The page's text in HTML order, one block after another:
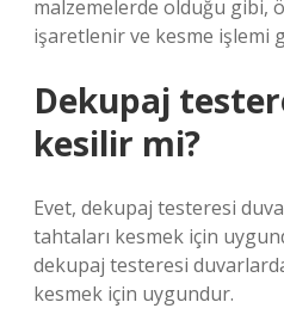
malzemelerde olduğu gibi,
işaretlenir ve kesme işlemi
Dekupaj
kesilir mi?
Evet, dekupaj testeresi
tahtaları kesmek için
dekupaj testeresi
kesmek için uygundur.